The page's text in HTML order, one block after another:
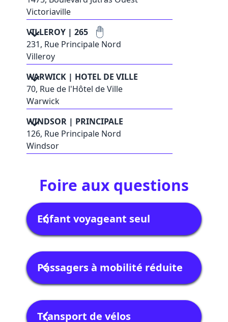
Victoriaville
VILLEROY | 265
231, Rue Principale Nord
Villeroy
WARWICK | HOTEL DE VILLE
70, Rue de l'Hôtel de Ville
Warwick
WINDSOR | PRINCIPALE
126, Rue Principale Nord
Windsor
Foire aux questions
Enfant voyageant seul
Un enfant âgé de 8 à 12 ans peut
voyager seul à bord de nos autobus. Il
pourra effectuer un trajet aller simple
en toute sécurité, à condition qu’une
personne responsable soit présente
pour l’accueillir à son arrivée. En cas de
Passagers à mobilité réduite
Transport de vélos